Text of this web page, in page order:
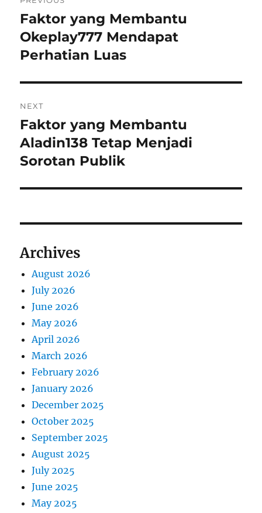
navigation
Previous
post:
Faktor yang Membantu
Okeplay777 Mendapat
Perhatian Luas
NEXT
Next
post:
Faktor yang Membantu
Aladin138 Tetap Menjadi
Sorotan Publik
Archives
August 2026
July 2026
June 2026
May 2026
April 2026
March 2026
February 2026
January 2026
December 2025
October 2025
September 2025
August 2025
July 2025
June 2025
May 2025